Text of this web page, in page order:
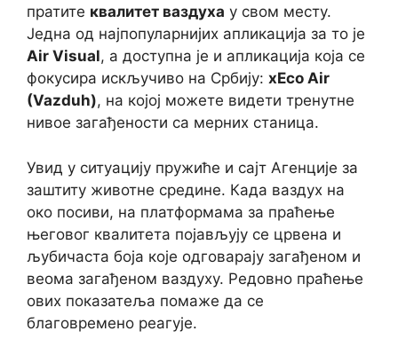
пратите квалитет ваздуха у свом месту.
Једна од најпопуларнијих апликација за то је
Air Visual, а доступна је и апликација која се
фокусира искључиво на Србију: xEco Air
(Vazduh), на којој можете видети тренутне
нивое загађености са мерних станица.
Увид у ситуацију пружиће и сајт Агенције за
заштиту животне средине. Када ваздух на
око посиви, на платформама за праћење
његовог квалитета појављују се црвена и
љубичаста боја које одговарају загађеном и
веома загађеном ваздуху. Редовно праћење
ових показатеља помаже да се
благовремено реагује.